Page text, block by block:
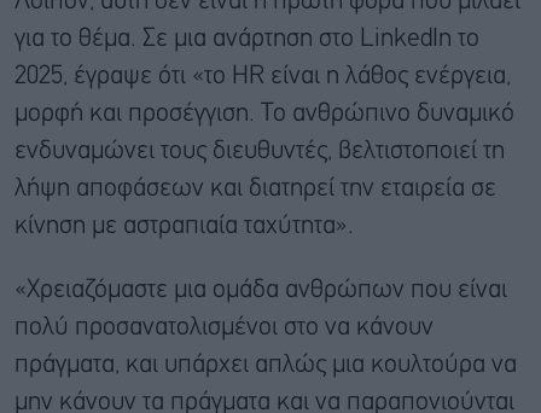
για το θέμα. Σε μια ανάρτηση στο LinkedIn το
2025, έγραψε ότι «το HR είναι η λάθος ενέργεια,
μορφή και προσέγγιση. Το ανθρώπινο δυναμικό
ενδυναμώνει τους διευθυντές, βελτιστοποιεί τη
λήψη αποφάσεων και διατηρεί την εταιρεία σε
κίνηση με αστραπιαία ταχύτητα».
«Χρειαζόμαστε μια ομάδα ανθρώπων που είναι
πολύ προσανατολισμένοι στο να κάνουν
πράγματα, και υπάρχει απλώς μια κουλτούρα να
μην κάνουν τα πράγματα και να παραπονιούνται